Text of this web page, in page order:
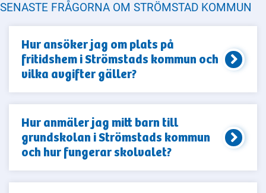
SENASTE FRÅGORNA OM STRÖMSTAD KOMMUN
Hur ansöker jag om plats på
fritidshem i Strömstads kommun och
vilka avgifter gäller?
Hur anmäler jag mitt barn till
grundskolan i Strömstads kommun
och hur fungerar skolvalet?